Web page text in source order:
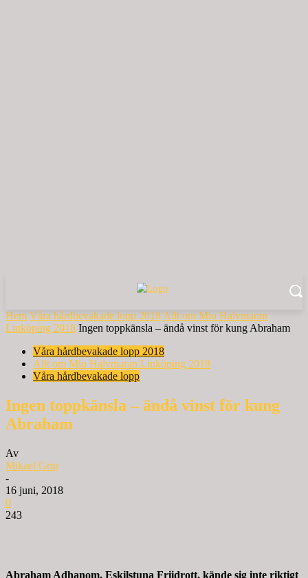
Hem Våra hårdbevakade lopp 2018 Allt om Mio Halvmaran
Linköping 2018 Ingen toppkänsla – ändå vinst för kung Abraham
Våra hårdbevakade lopp 2018
Allt om Mio Halvmaran Linköping 2018
Våra hårdbevakade lopp
Ingen toppkänsla – ändå vinst för kung
Abraham
Av
Mikael Grip
-
16 juni, 2018
0
243
Abraham Adhanom, Eskilstuna Friidrott, kände sig inte riktigt